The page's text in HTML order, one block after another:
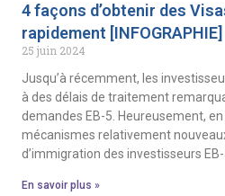
4 façons d’obtenir des
rapidement [INFOGRAPHIE]
25 juin 2024
Jusqu’à récemment, les
à des délais de traitement
demandes EB-5. Heureusement,
mécanismes relativement
d’immigration des investisseurs
En savoir plus »